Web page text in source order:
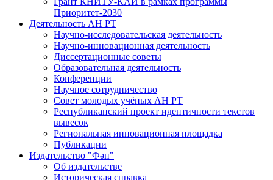
Приоритет-2030
Деятельность АН РТ
Научно-исследовательская деятельность
Научно-инновационная деятельность
Диссертационные советы
Образовательная деятельность
Конференции
Научное сотрудничество
Совет молодых учёных АН РТ
Республиканский проект идентичности текстов
вывесок
Региональная инновационная площадка
Публикации
Издательство "Фән"
Об издательстве
Историческая справка